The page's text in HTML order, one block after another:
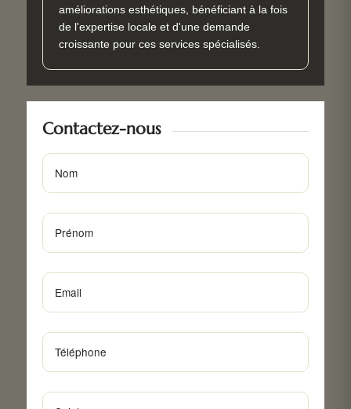
améliorations esthétiques, bénéficiant à la fois
de l'expertise locale et d'une demande
croissante pour ces services spécialisés.
Contactez-nous